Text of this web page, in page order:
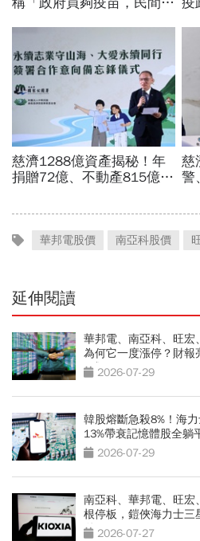
華邦電股價 南亞科股價
延伸閱讀
華邦電、南亞科、旺宏
為何它一度漲停？財報
3成2026-07-29
韓股熔斷急殺8%！海
13%帶衰記憶體股全躺
2026-07-29
南亞科、華邦電、旺
根停板，鎧俠海力士三
獄？2026-07-27